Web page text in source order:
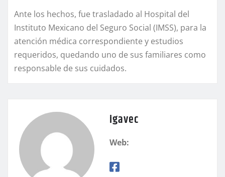
Ante los hechos, fue trasladado al Hospital del
Instituto Mexicano del Seguro Social (IMSS), para la
atención médica correspondiente y estudios
requeridos, quedando uno de sus familiares como
responsable de sus cuidados.
igavec
Web: